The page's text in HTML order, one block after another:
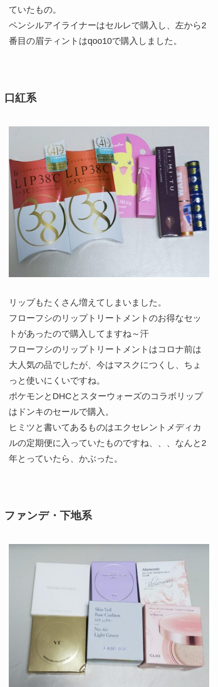
ていたもの。
ペンシルアイライナーはセルレで購入し、左から2
番目の眉ティントはqoo10で購入しました。
口紅系
リップもたくさん増えてしまいました。
フローフシのリップトリートメントのお得なセッ
トがあったので購入してますね～汗
フローフシのリップトリートメントはコロナ前は
大人気の品でしたが、今はマスクにつくし、ちょ
っと使いにくいですね。
ポケモンとDHCとスターウォーズのコラボリップ
はドンキのセールで購入。
ヒミツと書いてあるものはエクセレントメディカ
ルの定期便に入っていたものですね、、、なんと2
年とっていたら、かぶった。
ファンデ・下地系